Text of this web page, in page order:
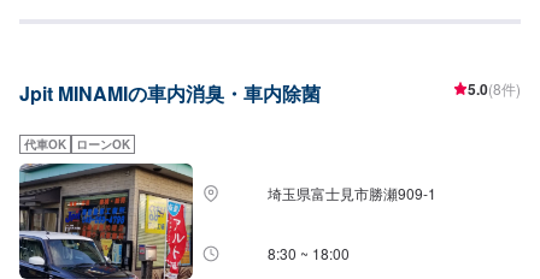
いを分解･雑菌･除去します。車内のリフレッシュをさせていただくことで、
異なります。革製シート車には施工できません。芳香剤の香りを分解するこ
車をご利用ください。※代車の燃料代はお客様にご負担いただいております。
<定休日・営業時間>定休日：年中無休（大型連休のみ休み）営業時間：
9:00~21:00
Jpit MINAMIの車内消臭・車内除菌 5.0(8件)
代車OK ローンOK
埼玉県富士見市勝瀬909‐1
8:30 ~ 18:00